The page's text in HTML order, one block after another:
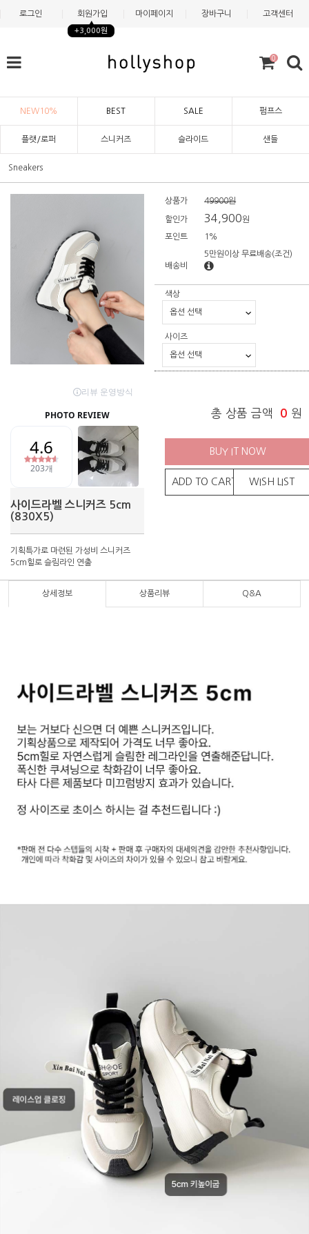
로그인 회원가입
+3,000원
마이페이지 장바구니 고객센터
0
NEW10% BEST SALE 펌프스
플랫/로퍼 스니커즈 슬라이드 샌들
Sneakers
사이드라벨 스니커즈 5cm
(830X5)
기획특가로 마련된 가성비 스니커즈
5cm힐로 슬림라인 연출
상품가 49900원
할인가 34,900원
포인트 1%
배송비
5만원이상 무료배송(조건)
색상
사이즈
총 상품 금액 0 원
BUY IT NOW
ADD TO CART WISH LIST
상세정보 상품리뷰 Q&A